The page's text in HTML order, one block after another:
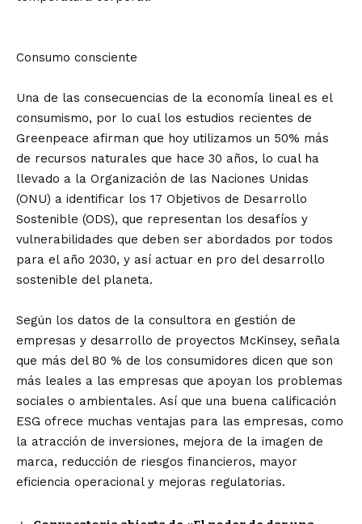
Consumo consciente
Una de las consecuencias de la economía lineal es el
consumismo, por lo cual los estudios recientes de
Greenpeace afirman que hoy utilizamos un 50% más
de recursos naturales que hace 30 años, lo cual ha
llevado a la Organización de las Naciones Unidas
(ONU) a identificar los 17 Objetivos de Desarrollo
Sostenible (ODS), que representan los desafíos y
vulnerabilidades que deben ser abordados por todos
para el año 2030, y así actuar en pro del desarrollo
sostenible del planeta.
Según los datos de la consultora en gestión de
empresas y desarrollo de proyectos McKinsey, señala
que más del 80 % de los consumidores dicen que son
más leales a las empresas que apoyan los problemas
sociales o ambientales. Así que una buena calificación
ESG ofrece muchas ventajas para las empresas, como
la atracción de inversiones, mejora de la imagen de
marca, reducción de riesgos financieros, mayor
eficiencia operacional y mejoras regulatorias.